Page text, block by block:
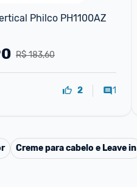
Philco PH1100AZ
R$ 183,60
2 1
Creme para cabelo e Leave in